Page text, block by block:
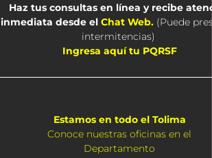
Haz tus consultas en línea y recibe
inmediata desde el Chat Web. (Puede
intermitencias)
Ingresa aquí tu PQRSF
Estamos en todo el Tolima
Conoce nuestras oficinas en el
Departamento